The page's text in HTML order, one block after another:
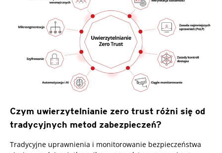
Czym uwierzytelnianie zero trust różni się od
tradycyjnych metod zabezpieczeń?
Tradycyjne uprawnienia i monitorowanie bezpieczeństwa